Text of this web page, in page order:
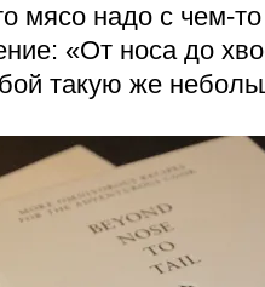
мясо надо с чем-то
«От носа до
такую же